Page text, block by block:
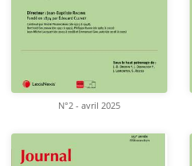
N°2 - avril 2025